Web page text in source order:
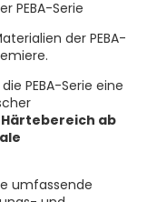
der PEBA-
PEBA-Serie eine
ab
umfassende